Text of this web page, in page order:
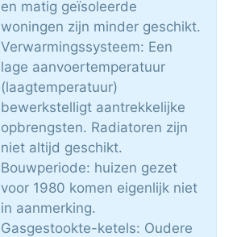
en matig geïsoleerde
woningen zijn minder geschikt.
Verwarmingssysteem: Een
lage aanvoertemperatuur
(laagtemperatuur)
bewerkstelligt aantrekkelijke
opbrengsten. Radiatoren zijn
niet altijd geschikt.
Bouwperiode: huizen gezet
voor 1980 komen eigenlijk niet
in aanmerking.
Gasgestookte-ketels: Oudere